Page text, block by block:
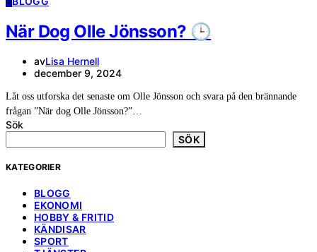
När Dog Olle Jönsson? 🕒
avLisa Hernell
december 9, 2024
Låt oss utforska det senaste om Olle Jönsson och svara på den brännande
frågan ”När dog Olle Jönsson?”…
Sök
SÖK
KATEGORIER
BLOGG
EKONOMI
HOBBY & FRITID
KÄNDISAR
SPORT